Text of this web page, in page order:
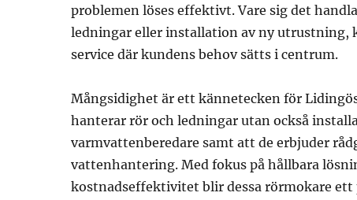
problemen löses effektivt. Vare sig det
ledningar eller installation av ny utrustning,
service där kundens behov sätts i centrum.
Mångsidighet är ett kännetecken för
hanterar rör och ledningar utan också
varmvattenberedare samt att de erbjuder
vattenhantering. Med fokus på hållbara
kostnadseffektivitet blir dessa rörmokare ett